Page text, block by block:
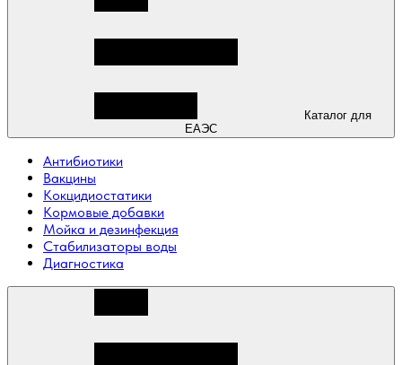
ЕАЭС
Антибиотики
Вакцины
Кокцидиостатики
Кормовые добавки
Мойка и дезинфекция
Стабилизаторы воды
Диагностика